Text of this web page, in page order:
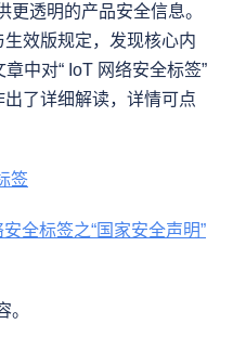
透明的产品安全信息。
效版规定，发现核心内
中对“ IoT 网络安全标签”
出了详细解读，详情可点
签
全标签之“国家安全声明”
。